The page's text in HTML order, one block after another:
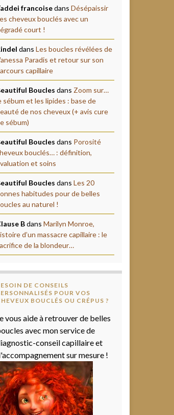
francoisedans Désépaissir
cheveux bouclés avec un
court !
dans Les boucles révélées de
Paradis et retour sur son
capillaire
Boucles dans Zoom sur…
sébum et les lipides : base de
de nos cheveux (+ avis cure
sébum)
Boucles dans Porosité
bouclés… : définition,
et soins
Boucles dans Les 20
habitudes pour de belles
au naturel !
Bdans Marilyn Monroe,
d’un massacre capillaire : le
de la blondeur…
DE CONSEILS
POUR VOS
BOUCLÉS OU CRÉPUS ?
vous aide à retrouver de belles
avec mon service de
conseil capillaire et
sur mesure !